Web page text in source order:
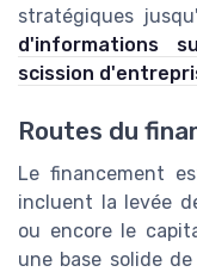
stratégiques
d'informations
scission
Routes du
Le financement
incluent la levée
ou encore le
une base solide